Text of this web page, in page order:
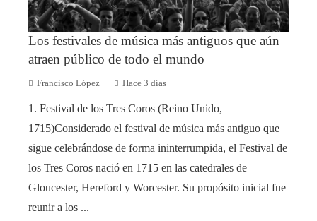
Los festivales de música más antiguos que aún
atraen público de todo el mundo
Francisco López Hace 3 días
1. Festival de los Tres Coros (Reino Unido,
1715)Considerado el festival de música más antiguo que
sigue celebrándose de forma ininterrumpida, el Festival de
los Tres Coros nació en 1715 en las catedrales de
Gloucester, Hereford y Worcester. Su propósito inicial fue
reunir a los ...